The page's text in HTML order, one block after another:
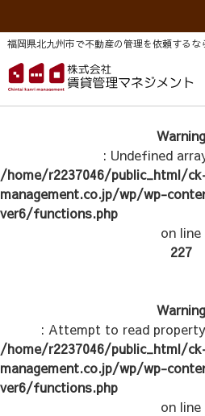
福岡県北九州市で不動産の管理を依頼する
Warning
: Undefined
/home/r2237046/public_html/
management.co.jp/wp/wp-
ver6/functions.php
on line
227
Warning
: Attempt to read
/home/r2237046/public_html/
management.co.jp/wp/wp-
ver6/functions.php
on line